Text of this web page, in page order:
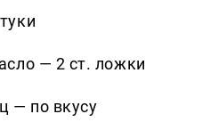
— 2 ст. ложки
— по вкусу